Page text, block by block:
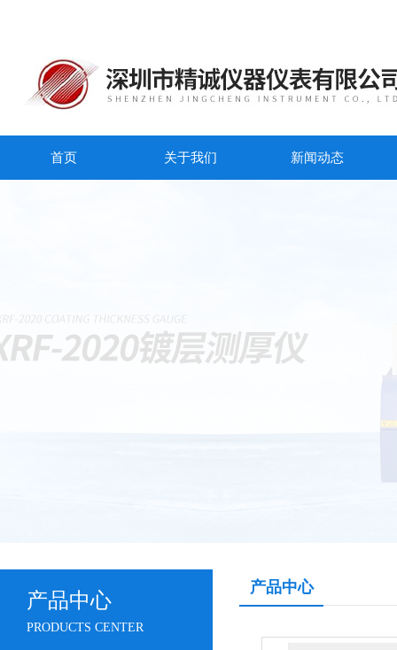
首页 关于我们 新闻动态
产品中心
PRODUCTS CENTER
产品中心